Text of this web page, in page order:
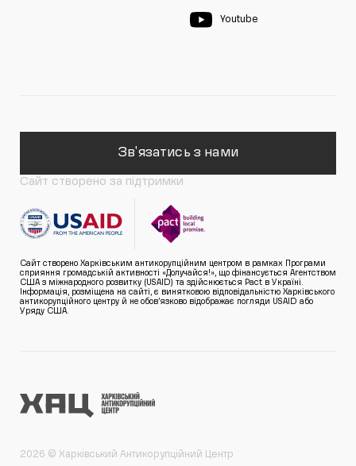
Youtube
Зв'язатись з нами
Сайт створено за підтримки
Сайт створено Харківським антикорупційним центром в рамках Програми
сприяння громадській активності «Долучайся!», що фінансується Агентством
США з міжнародного розвитку (USAID) та здійснюється Pact в Україні.
Інформація, розміщена на сайті, є винятковою відповідальністю Харківського
антикорупційного центру й не обов’язково відображає погляди USAID або
Уряду США.
2026 © Харківський Антикорупційний Центр